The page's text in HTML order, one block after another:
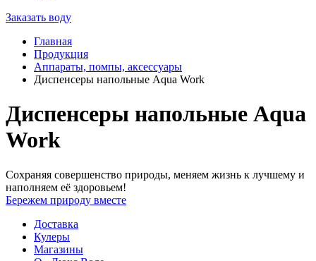
Заказать воду
Главная
Продукция
Аппараты, помпы, аксессуары
Диспенсеры напольные Aqua Work
Диспенсеры напольные Aqua
Work
Сохраняя совершенство природы, меняем жизнь к лучшему и
наполняем её здоровьем!
Бережем природу вместе
Доставка
Кулеры
Магазины